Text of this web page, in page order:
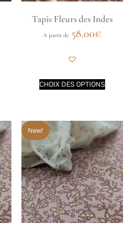
Tapis Fleurs des Indes
A partir de 58.00€
CHOIX DES OPTIONS
New!